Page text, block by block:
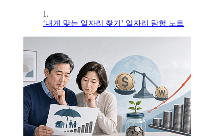
1.
‘내게 맞는 일자리 찾기’ 일자리 탐험 노트